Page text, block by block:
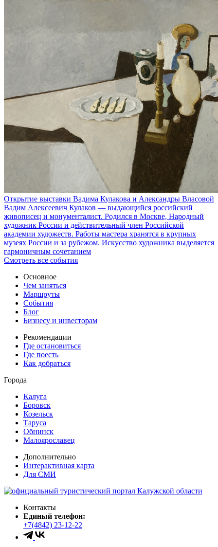
Открытие выставки Вадима Кулакова и Александры Власовой
Вадим Алексеевич Кулаков — выдающийся российский
живописец и монументалист. Родился в Москве, Народный
художник России и действительный член Российской
академии художеств. Работы мастера хранятся в крупных
музеях России и за рубежом. Искусство художника выделяется
гармоничным сочетанием
Смотреть все события
Основное
Чем заняться
Маршруты
События
Блог
Бизнесу и инвесторам
Рекомендации
Где остановиться
Где поесть
Как добраться
Города
Калуга
Боровск
Козельск
Таруса
Обнинск
Малоярославец
Дополнительно
Интерактивная карта
Для СМИ
Контакты
Единый телефон:
+7(4842) 23-12-22